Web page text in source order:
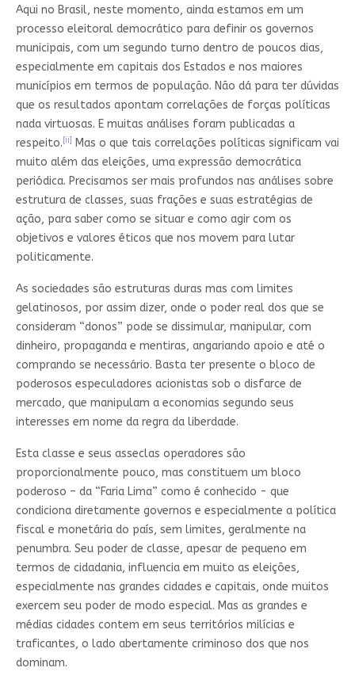
Aqui no Brasil, neste momento, ainda estamos em um
processo eleitoral democrático para definir os governos
municipais, com um segundo turno dentro de poucos dias,
especialmente em capitais dos Estados e nos maiores
municípios em termos de população. Não dá para ter dúvidas
que os resultados apontam correlações de forças políticas
nada virtuosas. E muitas análises foram publicadas a
respeito.[ii] Mas o que tais correlações políticas significam vai
muito além das eleições, uma expressão democrática
periódica. Precisamos ser mais profundos nas análises sobre
estrutura de classes, suas frações e suas estratégias de
ação, para saber como se situar e como agir com os
objetivos e valores éticos que nos movem para lutar
politicamente.
As sociedades são estruturas duras mas com limites
gelatinosos, por assim dizer, onde o poder real dos que se
consideram “donos” pode se dissimular, manipular, com
dinheiro, propaganda e mentiras, angariando apoio e até o
comprando se necessário. Basta ter presente o bloco de
poderosos especuladores acionistas sob o disfarce de
mercado, que manipulam a economias segundo seus
interesses em nome da regra da liberdade.
Esta classe e seus asseclas operadores são
proporcionalmente pouco, mas constituem um bloco
poderoso – da “Faria Lima” como é conhecido - que
condiciona diretamente governos e especialmente a política
fiscal e monetária do país, sem limites, geralmente na
penumbra. Seu poder de classe, apesar de pequeno em
termos de cidadania, influencia em muito as eleições,
especialmente nas grandes cidades e capitais, onde muitos
exercem seu poder de modo especial. Mas as grandes e
médias cidades contem em seus territórios milícias e
traficantes, o lado abertamente criminoso dos que nos
dominam.